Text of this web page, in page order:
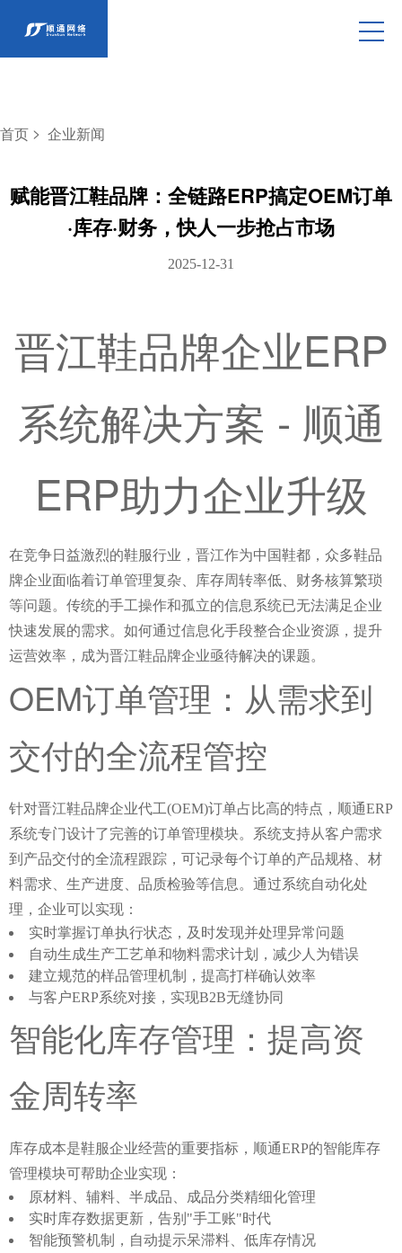
首页 > 企业新闻
赋能晋江鞋品牌：全链路ERP搞定OEM订单
·库存·财务，快人一步抢占市场
2025-12-31
晋江鞋品牌企业ERP
系统解决方案 - 顺通
ERP助力企业升级
在竞争日益激烈的鞋服行业，晋江作为中国鞋都，众多鞋品
牌企业面临着订单管理复杂、库存周转率低、财务核算繁琐
等问题。传统的手工操作和孤立的信息系统已无法满足企业
快速发展的需求。如何通过信息化手段整合企业资源，提升
运营效率，成为晋江鞋品牌企业亟待解决的课题。
OEM订单管理：从需求到
交付的全流程管控
针对晋江鞋品牌企业代工(OEM)订单占比高的特点， 顺通ERP
系统专门设计了完善的订单管理模块。系统支持从客户需求
到产品交付的全流程跟踪，可记录每个订单的产品规格、材
料需求、生产进度、品质检验等信息。通过系统自动化处
理，企业可以实现：
实时掌握订单执行状态，及时发现并处理异常问题
自动生成生产工艺单和物料需求计划，减少人为错误
建立规范的样品管理机制，提高打样确认效率
与客户ERP系统对接，实现B2B无缝协同
智能化库存管理：提高资
金周转率
库存成本是鞋服企业经营的重要指标， 顺通ERP的智能库存
管理模块可帮助企业实现：
原材料、辅料、半成品、成品分类精细化管理
实时库存数据更新，告别"手工账"时代
智能预警机制，自动提示呆滞料、低库存情况